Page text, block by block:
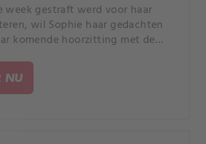
week gestraft werd voor haar
wil Sophie haar gedachten
komende hoorzitting met de
NU